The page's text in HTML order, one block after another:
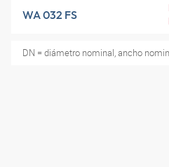
WA 032 FS
DN = diámetro nominal, ancho